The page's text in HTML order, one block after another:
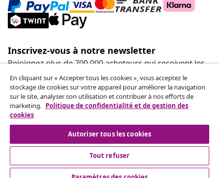
Inscrivez-vous à notre newsletter
Rejoignez plus de 700 000 acheteurs qui reçoivent les
offres hebdomadaires, les promotions saisonnières et
les nouveautés de vidaXL.
Nos comptes de réseaux sociaux
Service Clients
En cliquant sur « Accepter tous les cookies », vous acceptez le
stockage de cookies sur votre appareil pour améliorer la navigation
sur le site, analyser son utilisation et contribuer à nos efforts de
marketing. Politique de confidentialité et de gestion des
cookies
Autoriser tous les cookies
Tout refuser